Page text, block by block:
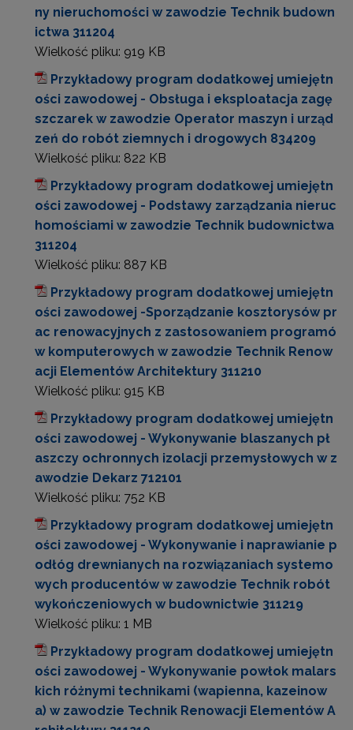
ny nieruchomości w zawodzie Technik budown
ictwa 311204
Wielkość pliku: 919 KB
Przykładowy program dodatkowej umiejętn
ości zawodowej - Obsługa i eksploatacja zagę
szczarek w zawodzie Operator maszyn i urząd
zeń do robót ziemnych i drogowych 834209
Wielkość pliku: 822 KB
Przykładowy program dodatkowej umiejętn
ości zawodowej - Podstawy zarządzania nieruc
homościami w zawodzie Technik budownictwa
311204
Wielkość pliku: 887 KB
Przykładowy program dodatkowej umiejętn
ości zawodowej -Sporządzanie kosztorysów pr
ac renowacyjnych z zastosowaniem programó
w komputerowych w zawodzie Technik Renow
acji Elementów Architektury 311210
Wielkość pliku: 915 KB
Przykładowy program dodatkowej umiejętn
ości zawodowej - Wykonywanie blaszanych pł
aszczy ochronnych izolacji przemysłowych w z
awodzie Dekarz 712101
Wielkość pliku: 752 KB
Przykładowy program dodatkowej umiejętn
ości zawodowej - Wykonywanie i naprawianie p
odłóg drewnianych na rozwiązaniach systemo
wych producentów w zawodzie Technik robót
wykończeniowych w budownictwie 311219
Wielkość pliku: 1 MB
Przykładowy program dodatkowej umiejętn
ości zawodowej - Wykonywanie powłok malars
kich różnymi technikami (wapienna, kazeinow
a) w zawodzie Technik Renowacji Elementów A